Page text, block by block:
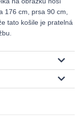
176 cm, prsa 90 cm,
tato košile je pratelná